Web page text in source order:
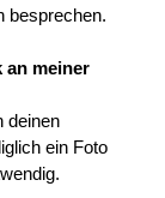
besprechen.
an meiner
deinen
ein Foto